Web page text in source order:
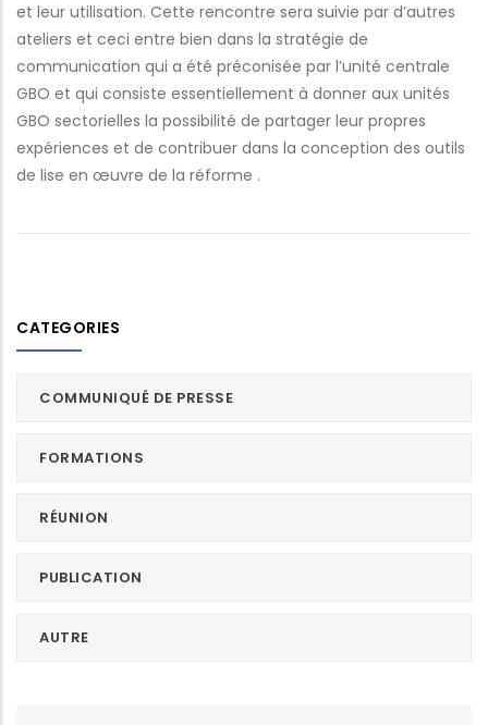
et leur utilisation. Cette rencontre sera suivie par d’autres
ateliers et ceci entre bien dans la stratégie de
communication qui a été préconisée par l’unité centrale
GBO et qui consiste essentiellement à donner aux unités
GBO sectorielles la possibilité de partager leur propres
expériences et de contribuer dans la conception des outils
de lise en œuvre de la réforme .
CATEGORIES
COMMUNIQUÉ DE PRESSE
FORMATIONS
RÉUNION
PUBLICATION
AUTRE